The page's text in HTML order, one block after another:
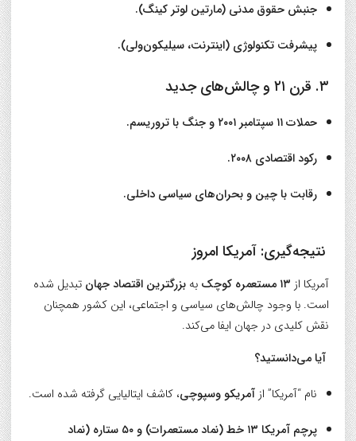
جنبش حقوق مدنی (مارتین لوتر کینگ).
پیشرفت تکنولوژی (اینترنت، سیلیکون‌ولی).
۳. قرن ۲۱ و چالش‌های جدید
حملات ۱۱ سپتامبر ۲۰۰۱ و جنگ با تروریسم.
رکود اقتصادی ۲۰۰۸.
رقابت با چین و بحران‌های سیاسی داخلی.
نتیجه‌گیری: آمریکا امروز
آمریکا از ۱۳ مستعمره کوچک به بزرگترین اقتصاد جهان تبدیل شده
است. با وجود چالش‌های سیاسی و اجتماعی، این کشور همچنان
نقش کلیدی در جهان ایفا می‌کند.
آیا می‌دانستید؟
نام “آمریکا” ازآمریکو وسپوچی، کاشف ایتالیایی گرفته شده است.
پرچم آمریکا ۱۳ خط (نماد مستعمرات) و ۵۰ ستاره (نماد